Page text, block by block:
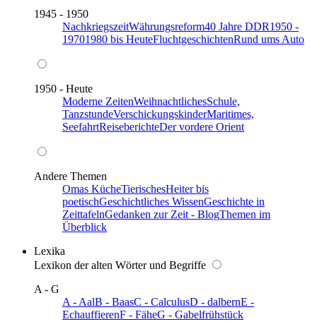
1945 - 1950
NachkriegszeitWährungsreform40 Jahre DDR1950 -
19701980 bis HeuteFluchtgeschichtenRund ums Auto
1950 - Heute
Moderne ZeitenWeihnachtlichesSchule,
TanzstundeVerschickungskinderMaritimes,
SeefahrtReiseberichteDer vordere Orient
Andere Themen
Omas KücheTierischesHeiter bis
poetischGeschichtliches WissenGeschichte in
ZeittafelnGedanken zur Zeit - BlogThemen im
Überblick
Lexika
Lexikon der alten Wörter und Begriffe
A - G
A - AalB - BaasC - CalculusD - dalbernE -
EchauffierenF - FäheG - Gabelfrühstück